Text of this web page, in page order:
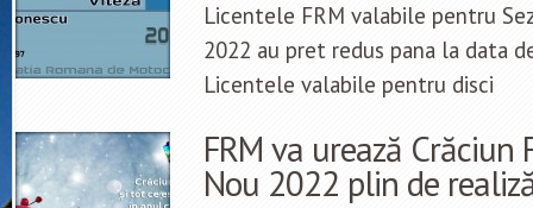
Licentele FRM valabile pentru
2022 au pret redus pana la data
Licentele valabile pentru disci
FRM va urează Crăciun
Nou 2022 plin de